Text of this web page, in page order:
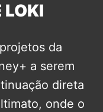
LOKI
da
a serem
direta
onde o